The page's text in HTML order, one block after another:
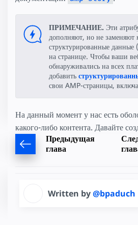
ПРИМЕЧАНИЕ. Эти
дополняют, но не заменяют
структурированные
на странице. Чтобы ваши
обнаруживались на всех
добавить
свои AMP-страницы,
На данный момент у нас есть
какого-либо контента. Давайте
Предыдущая
глава
Written by@bpaduch